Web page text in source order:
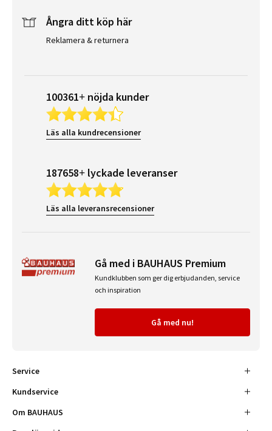
Ångra ditt köp här
Reklamera & returnera
100361+ nöjda kunder
Läs alla kundrecensioner
187658+ lyckade leveranser
Läs alla leveransrecensioner
Gå med i BAUHAUS Premium
Kundklubben som ger dig erbjudanden, service
och inspiration
Gå med nu!
Service
Kundservice
Om BAUHAUS